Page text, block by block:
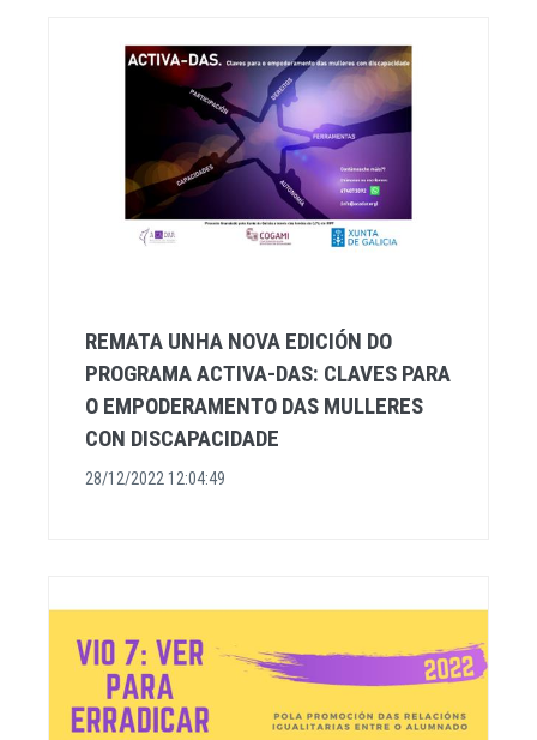
REMATA UNHA NOVA EDICIÓN DO
PROGRAMA ACTIVA-DAS: CLAVES PARA
O EMPODERAMENTO DAS MULLERES
CON DISCAPACIDADE
28/12/2022 12:04:49